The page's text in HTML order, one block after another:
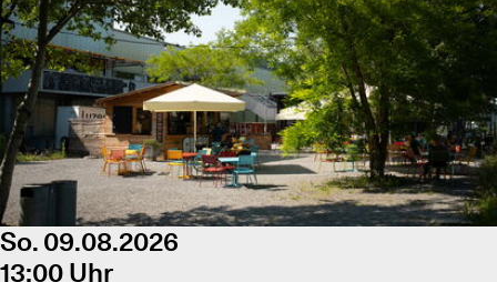
So. 09.08.2026
13:00 Uhr